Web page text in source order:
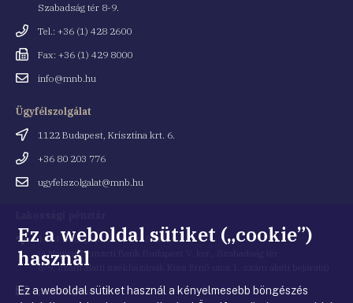
Szabadság tér 8-9.
Telefonszám
Tel.: +36 (1) 428 2600
Fax
Fax: +36 (1) 429 8000
Emailinfo@mnb.hu
Ügyfélszolgálat
Cím
1122 Budapest, Krisztina krt. 6.
Telefonszám
+36 80 203 776
Emailugyfelszolgalat@mnb.hu
Cím 1054 Budapest, Kiss Ernő utca 1.
(a Magyar Nemzeti Bank Budapest V. ker., Szabadság tér
8-9. szám alatti székházának Kiss Ernő utca 1. szám alatti bejárata)
Email penztar@mnb.hu
Ez a weboldal sütiket („cookie”)
használ
Ez a weboldal sütiket használ a kényelmesebb böngészés